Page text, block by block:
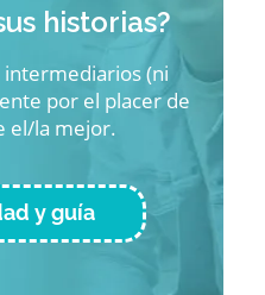
historias?
intermediarios (ni
por el placer de
el/la mejor.
y guía